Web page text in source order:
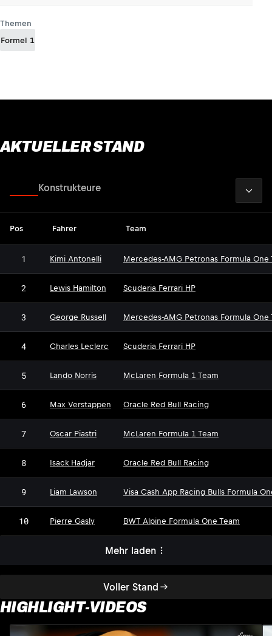
Themen
Formel 1
AKTUELLER STAND
Voller Stand
Konstrukteure
Pos Fahrer Team
1 Kimi Antonelli Mercedes-AMG Petronas Formula One
2 Lewis Hamilton Scuderia Ferrari HP
3 George Russell Mercedes-AMG Petronas Formula One
4 Charles Leclerc Scuderia Ferrari HP
5 Lando Norris McLaren Formula 1 Team
6 Max Verstappen Oracle Red Bull Racing
7 Oscar Piastri McLaren Formula 1 Team
8 Isack Hadjar Oracle Red Bull Racing
9 Liam Lawson Visa Cash App Racing Bulls Formula
10 Pierre Gasly BWT Alpine Formula One Team
Mehr laden
HIGHLIGHT-VIDEOS